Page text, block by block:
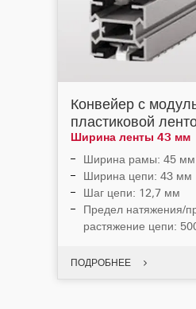
Конвейер с
пластиковой
Ширина ленты 43 мм
Ширина рамы: 45 мм
Ширина цепи: 43 мм
Шаг цепи: 12,7 мм
Предел натяжения/
растяжение цепи:
ПОДРОБНЕЕ